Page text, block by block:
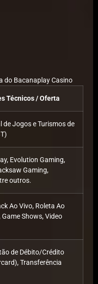
do Bacanaplay Casino
Técnicos / Oferta
de Jogos e Turismos de
Evolution Gaming,
Gaming,
outros.
Ao Vivo, Roleta Ao
Shows, Video
de Débito/Crédito
Transferência